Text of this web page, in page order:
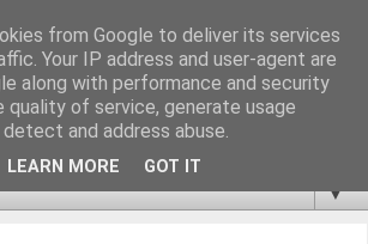
là haut
Astroparticules, Cosmologie.
indéfiniment. ISSN 2272-5768
▼
from Google to deliver its services
Your IP address and user-agent are
along with performance and security
quality of service, generate usage
and address abuse.
LEARN MORE GOT IT